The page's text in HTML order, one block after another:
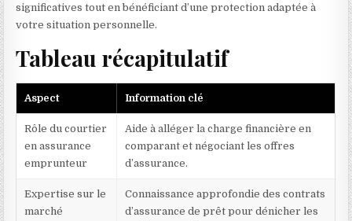
significatives tout en bénéficiant d’une protection adaptée à
votre situation personnelle.
Tableau récapitulatif
Aspect Information clé
Rôle du courtier
en assurance
emprunteur
Aide à alléger la charge financière en
comparant et négociant les offres
d’assurance.
Expertise sur le
marché
Connaissance approfondie des contrats
d’assurance de prêt pour dénicher les